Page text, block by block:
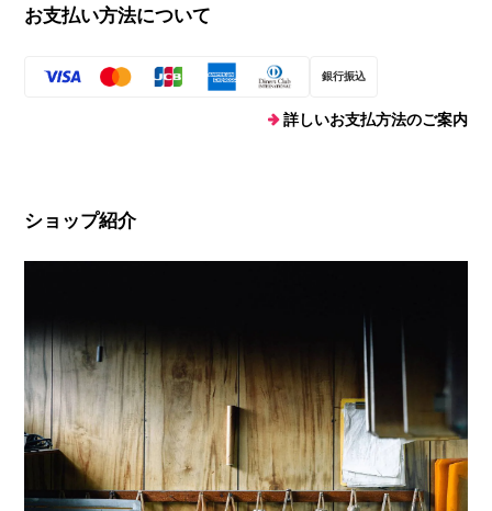
お支払い方法について
銀行振込
詳しいお支払方法のご案内
ショップ紹介